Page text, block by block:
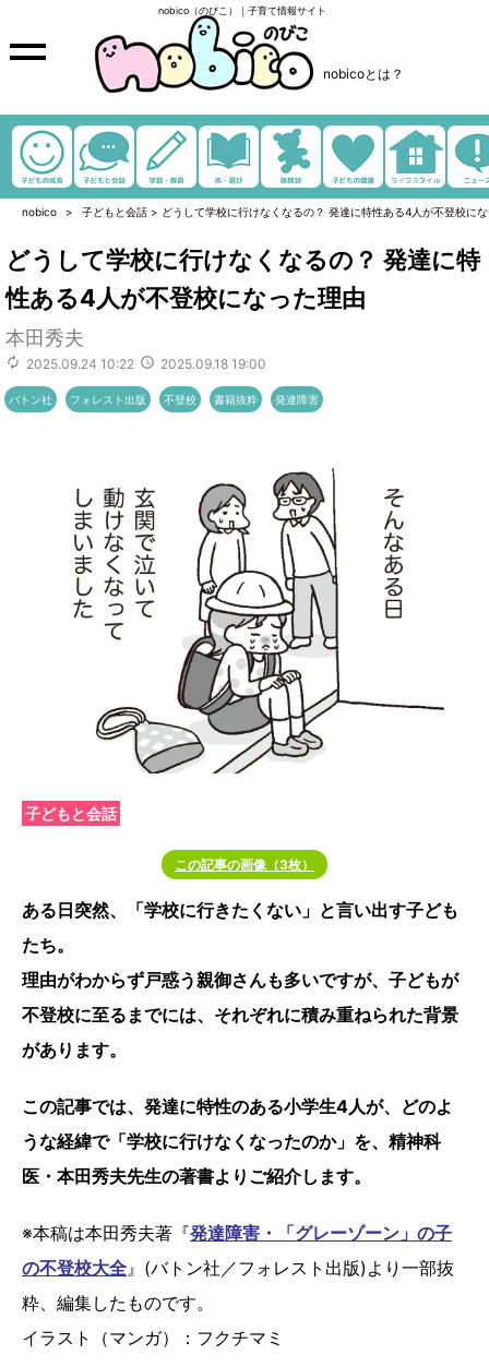
nobico（のびこ）｜子育て情報サイト
nobicoとは？
nobico 子どもと会話 > どうして学校に行けなくなるの？ 発達に特性ある4人が不登校に
どうして学校に行けなくなるの？ 発達に特
性ある4人が不登校になった理由
本田秀夫
2025.09.24 10:22 2025.09.18 19:00
バトン社 フォレスト出版 不登校 書籍抜粋 発達障害
子どもと会話
この記事の画像（3枚）
ある日突然、「学校に行きたくない」と言い出す子ども
たち。
理由がわからず戸惑う親御さんも多いですが、子どもが
不登校に至るまでには、それぞれに積み重ねられた背景
があります。
この記事では、発達に特性のある小学生4人が、どのよ
うな経緯で「学校に行けなくなったのか」を、精神科
医・本田秀夫先生の著書よりご紹介します。
※本稿は本田秀夫著『発達障害・「グレーゾーン」の子
の不登校大全 』(バトン社／フォレスト出版)より一部抜
粋、編集したものです。
イラスト（マンガ）：フクチマミ